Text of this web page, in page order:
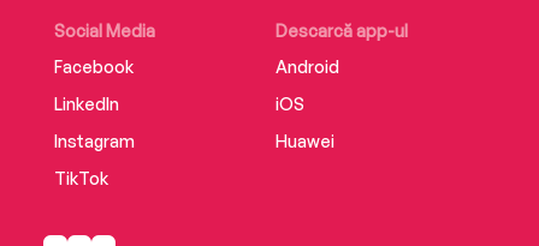
Social Media
Facebook
LinkedIn
Instagram
TikTok
Descarcă app-ul
Android
iOS
Huawei